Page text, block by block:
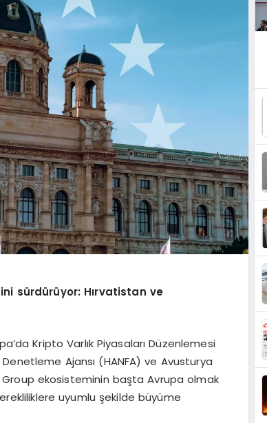
sürdürüyor: Hırvatistan ve
Kripto Varlık Piyasaları Düzenlemesi
Ajansı (HANFA) ve Avusturya
Group ekosisteminin başta Avrupa olmak
uyumlu şekilde büyüme